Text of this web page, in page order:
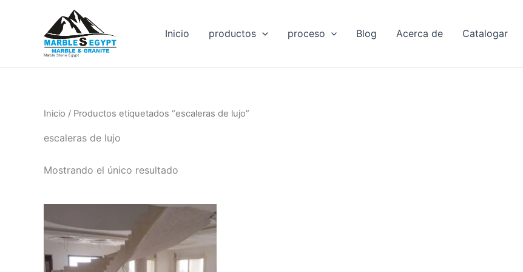
contenido
Marble Stone Egypt
Inicio productos proceso Blog Acerca de Catalogar
Inicio / Productos etiquetados “escaleras de lujo”
escaleras de lujo
Mostrando el único resultado